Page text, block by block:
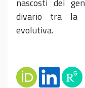
nascosti dei
divario tra la
evolutiva.